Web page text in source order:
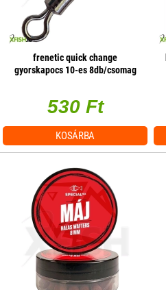
frenetic quick change
gyorskapocs 10-es 8db/csomag
530 Ft
KOSÁRBA